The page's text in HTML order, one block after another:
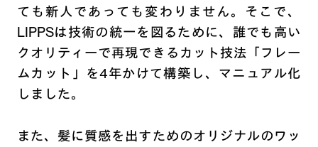
ても新人であっても変わりません。そこで、
LIPPSは技術の統一を図るために、誰でも高い
クオリティーで再現できるカット技法「フレー
ムカット」を4年かけて構築し、マニュアル化
しました。
また、髪に質感を出すためのオリジナルのワッ